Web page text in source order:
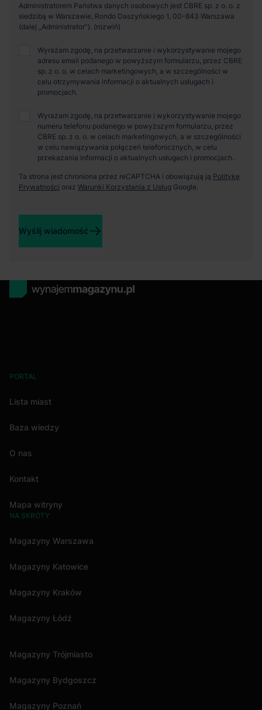
Administratorem Państwa danych osobowych jest CBRE sp. z o. o. z
siedzibą w Warszawie, Rondo Daszyńskiego 1, 00-843 Warszawa
(dalej „Administrator”).
Wyrażam zgodę, na przetwarzanie i wykorzystywanie mojego
adresu email podanego w powyższym formularzu, przez CBRE
sp. z o. o. w celach marketingowych, a w szczególności w
celu otrzymywania informacji o aktualnych usługach i
promocjach.
Wyrażam zgodę, na przetwarzanie i wykorzystywanie mojego
numeru telefonu podanego w powyższym formularzu, przez
CBRE sp. z o. o. w celach marketingowych, a w szczególności
w celu nawiązywania połączeń telefonicznych, w celu
przekazania informacji o aktualnych usługach i promocjach.
Ta strona jest chroniona przez reCAPTCHA i obowiązują ją Politykę
Prywatności oraz Warunki Korzystania z Usług Google.
Wyślij wiadomość
PORTAL
Lista miast
Baza wiedzy
O nas
Kontakt
Mapa witryny
NA SKRÓTY
Magazyny Warszawa
Magazyny Katowice
Magazyny Kraków
Magazyny Łódź
Magazyny Trójmiasto
Magazyny Bydgoszcz
Magazyny Poznań